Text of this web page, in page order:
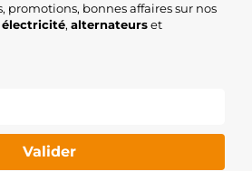
promotions, bonnes affaires sur nos
électricité, alternateurset
Valider